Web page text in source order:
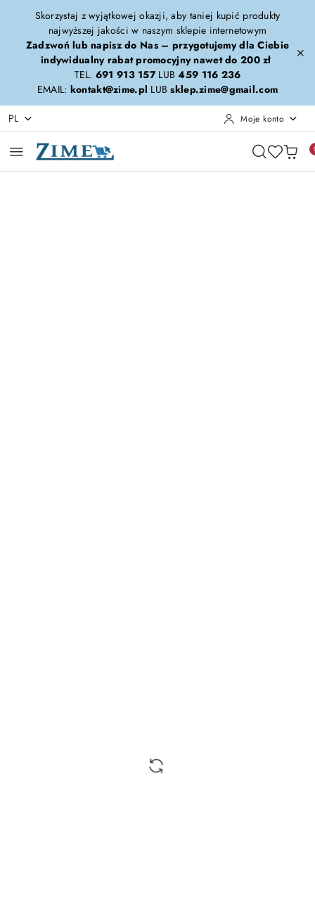
Przejdź do treści głównej
Przejdź do wyszukiwarki
Przejdź do moje konto
Przejdź do menu głównego
Przejdź do opisu produktu
Przejdź do stopki
Skorzystaj z wyjątkowej okazji, aby taniej kupić produkty
najwyższej jakości w naszym sklepie internetowym
Zadzwoń lub napisz do Nas – przygotujemy dla Ciebie
indywidualny rabat promocyjny nawet do 200 zł
TEL. 691 913 157LUB459 116 236
EMAIL: kontakt@zime.pl LUBsklep.zime@gmail.com
PL Moje konto